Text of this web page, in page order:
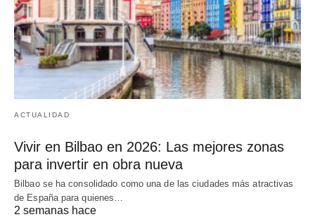
ACTUALIDAD
Vivir en Bilbao en 2026: Las mejores zonas
para invertir en obra nueva
Bilbao se ha consolidado como una de las ciudades más atractivas
de España para quienes…
2 semanas hace